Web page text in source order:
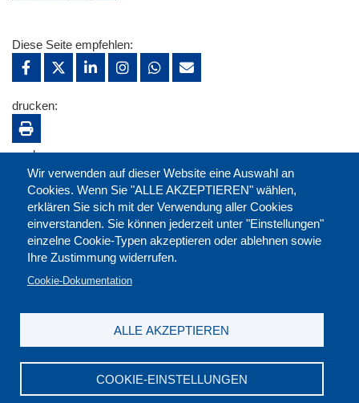
Wir verwenden auf dieser Website eine Auswahl an
Cookies. Wenn Sie "ALLE AKZEPTIEREN" wählen,
erklären Sie sich mit der Verwendung aller Cookies
einverstanden. Sie können jederzeit unter "Einstellungen"
einzelne Cookie-Typen akzeptieren oder ablehnen sowie
Ihre Zustimmung widerrufen.
Cookie-Dokumentation
COOKIE-EINSTELLUNGEN
ALLE AKZEPTIEREN
Diese Seite empfehlen:
drucken:
merken:
DGB-Bildungswerk NRW e.V. © 2026